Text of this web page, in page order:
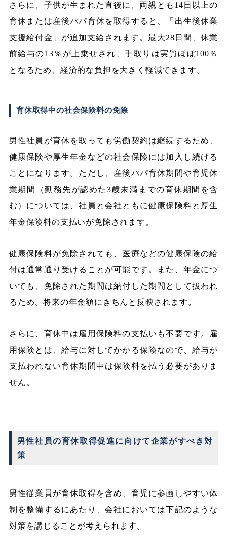
さらに、子供が生まれた直後に、両親とも14日以上の
育休または産後パパ育休を取得すると、「出生後休業
支援給付金」が追加支給されます。最大28日間、休業
前給与の13％が上乗せされ、手取りは実質ほぼ100％
となるため、経済的な負担を大きく軽減できます。
育休取得中の社会保険料の免除
男性社員が育休を取っても労働契約は継続するため、
健康保険や厚生年金などの社会保険には加入し続ける
ことになります。ただし、産後パパ育休期間や育児休
業期間（勤務先が認めた3歳未満までの育休期間を含
む）については、社員と会社ともに健康保険料と厚生
年金保険料の支払いが免除されます。
健康保険料が免除されても、医療などの健康保険の給
付は通常通り受けることが可能です。また、年金につ
いても、免除された期間は納付した期間として扱われ
るため、将来の年金額にきちんと反映されます。
さらに、育休中は雇用保険料の支払いも不要です。雇
用保険とは、給与に対してかかる保険なので、給与が
支払われない育休期間中は保険料を払う必要がありま
せん。
男性社員の育休取得促進に向けて企業がすべき対
策
男性従業員が育休取得を含め、育児に参画しやすい体
制を整備するにあたり、会社においては下記のような
対策を講じることが考えられます。